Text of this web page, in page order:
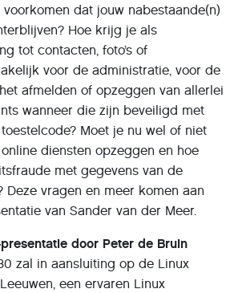
dat jouw nabestaande(n)
Hoe krijg je als
tot contacten, foto’s of
voor de administratie, voor de
afmelden of opzeggen van allerlei
wanneer die zijn beveiligd met
Moet je nu wel of niet
diensten opzeggen en hoe
met gegevens van de
Deze vragen en meer komen aan
van Sander van der Meer.
door Peter de Bruin
zal in aansluiting op de Linux
een ervaren Linux